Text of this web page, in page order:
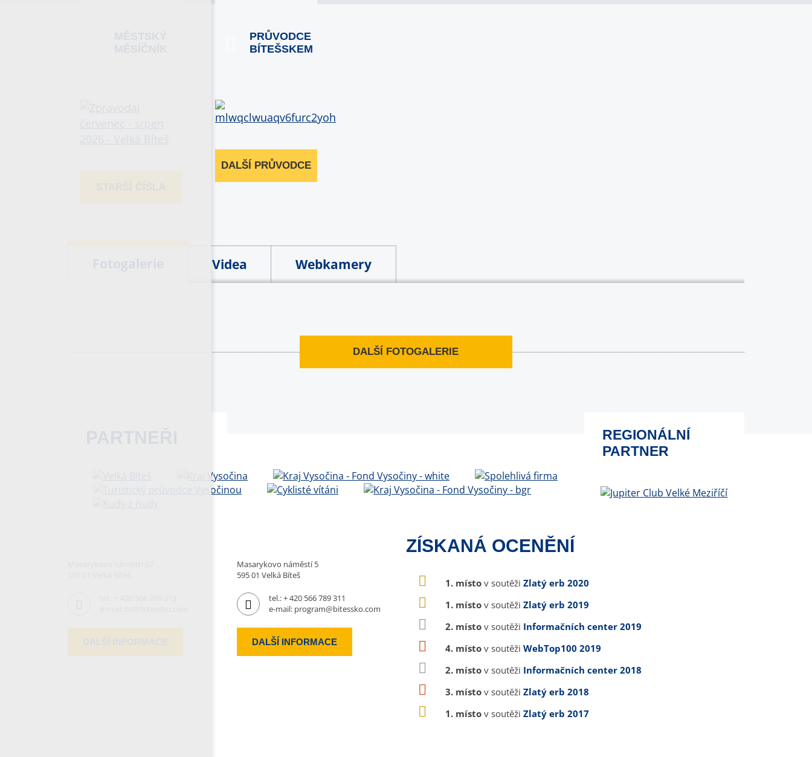
PRŮVODCE
BÍTEŠSKEM
DALŠÍ PRŮVODCE
Videa Webkamery
DALŠÍ FOTOGALERIE
REGIONÁLNÍ
PARTNER
Masarykovo náměstí 5
595 01 Velká Bíteš
tel.:+ 420 566 789 311
e-mail: program@bitessko.com
DALŠÍ INFORMACE
ZÍSKANÁ OCENĚNÍ
1. místo v soutěži Zlatý erb 2020
1. místo v soutěži Zlatý erb 2019
2. místo v soutěži Informačních center 2019
4. místo v soutěži WebTop100 2019
2. místo v soutěži Informačních center 2018
3. místo v soutěži Zlatý erb 2018
1. místo v soutěži Zlatý erb 2017